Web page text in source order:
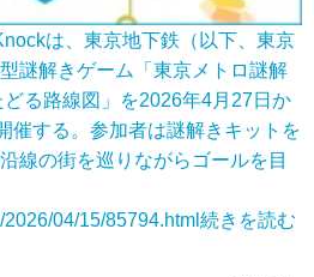
は、東京地下鉄（以下、東京
謎解きゲーム「東京メトロ謎解
る路線図」を2026年4月27日か
催する。参加者は謎解きキットを
線の街を巡りながらゴールを目
04/15/85794.html 続きを読む